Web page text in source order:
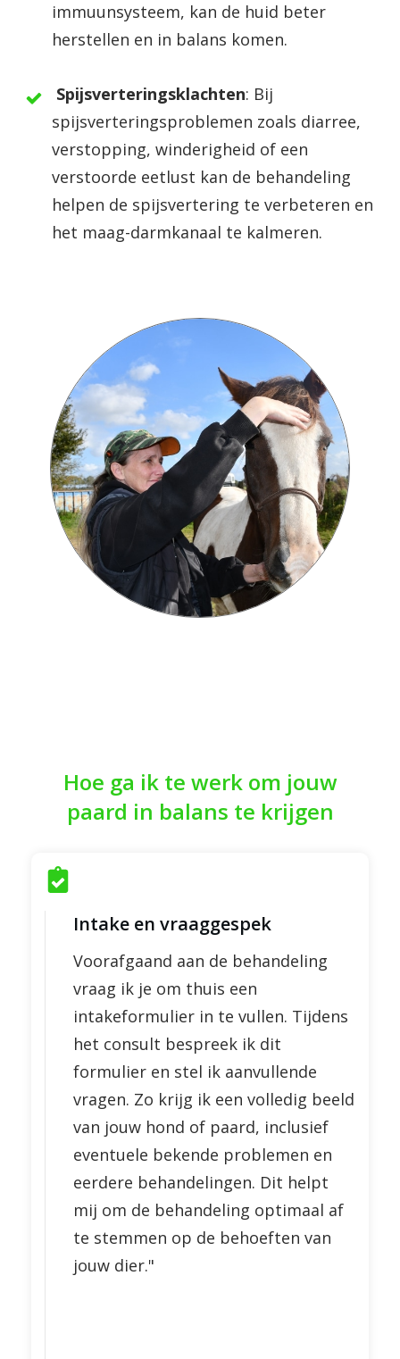
immuunsysteem, kan de huid beter
herstellen en in balans komen.
Spijsverteringsklachten: Bij
spijsverteringsproblemen zoals diarree,
verstopping, winderigheid of een
verstoorde eetlust kan de behandeling
helpen de spijsvertering te verbeteren en
het maag-darmkanaal te kalmeren.
Hoe ga ik te werk om jouw
paard in balans te krijgen
Intake en vraaggespek
Voorafgaand aan de behandeling
vraag ik je om thuis een
intakeformulier in te vullen. Tijdens
het consult bespreek ik dit
formulier en stel ik aanvullende
vragen. Zo krijg ik een volledig beeld
van jouw hond of paard, inclusief
eventuele bekende problemen en
eerdere behandelingen. Dit helpt
mij om de behandeling optimaal af
te stemmen op de behoeften van
jouw dier."